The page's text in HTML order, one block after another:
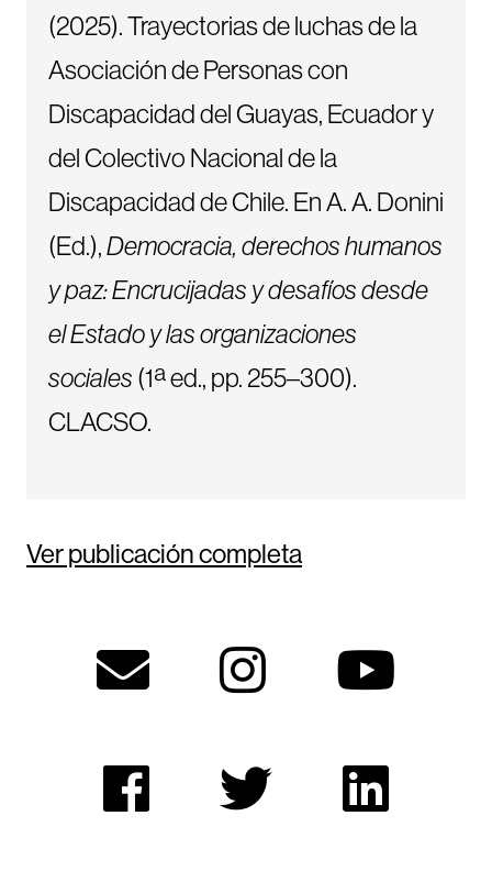
(2025). Trayectorias de luchas de la
Asociación de Personas con
Discapacidad del Guayas, Ecuador y
del Colectivo Nacional de la
Discapacidad de Chile. En A. A. Donini
(Ed.),Democracia, derechos humanos
y paz: Encrucijadas y desafíos desde
el Estado y las organizaciones
sociales (1ª ed., pp. 255–300).
CLACSO.
Ver publicación completa